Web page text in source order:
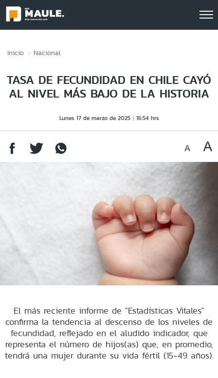
Inicio Nacional
TASA DE FECUNDIDAD EN CHILE CAYÓ
AL NIVEL MÁS BAJO DE LA HISTORIA
Lunes 17 de marzo de 2025 16:54 hrs
El más reciente informe de "Estadísticas Vitales"
confirma la tendencia al descenso de los niveles de
fecundidad, reflejado en el aludido indicador, que
representa el número de hijos(as) que, en promedio,
tendrá una mujer durante su vida fértil (15-49 años).